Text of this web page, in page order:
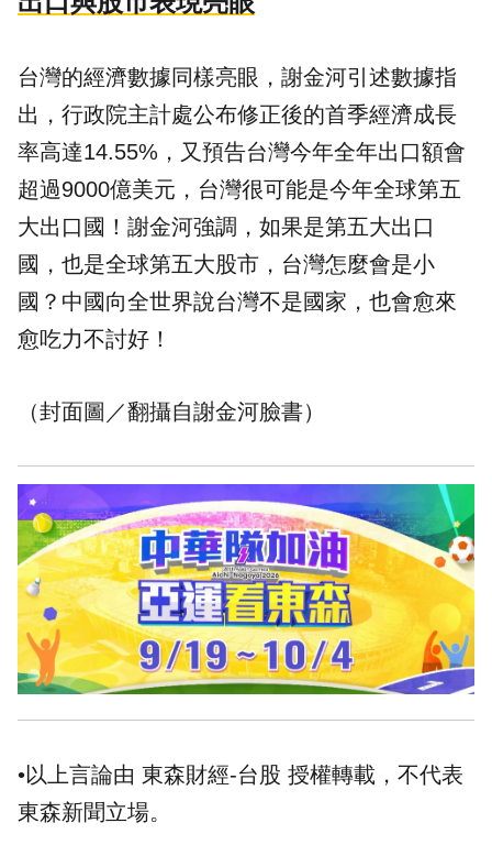
台灣的經濟數據同樣亮眼，謝金河引述數據指
出，行政院主計處公布修正後的首季經濟成長
率高達14.55%，又預告台灣今年全年出口額會
超過9000億美元，台灣很可能是今年全球第五
大出口國！謝金河強調，如果是第五大出口
國，也是全球第五大股市，台灣怎麼會是小
國？中國向全世界說台灣不是國家，也會愈來
愈吃力不討好！
（封面圖／翻攝自謝金河臉書）
•以上言論由 東森財經-台股 授權轉載，不代表
東森新聞立場。